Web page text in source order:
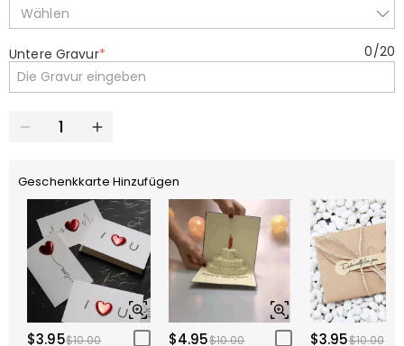
Wählen
Untere Gravur* 0/20
Geschenkkarte Hinzufügen
$3.95$10.00 $4.95$10.00 $3.95$10.00